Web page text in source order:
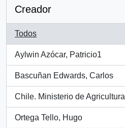
Creador
Todos
Aylwin Azócar, Patricio1
, 11 resultados
Bascuñan Edwards, Carlos
, 7 resultados
Chile. Ministerio de Agricultura
, 6 resultados
Ortega Tello, Hugo
, 5 resultados